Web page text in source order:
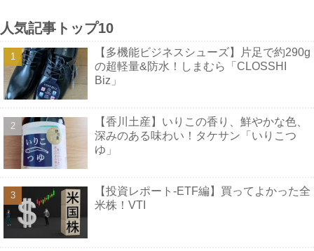
人気記事トップ10
【多機能ビジネスシューズ】片足で約290g
の超軽量&防水！しまむら「CLOSSHI
Biz」
【香川土産】いりこの香り、鮮やかな色、
深みのある味わい！タケサン「いりこつ
ゆ」
【投資レポート-ETF編】買ってよかった全
米株！VTI